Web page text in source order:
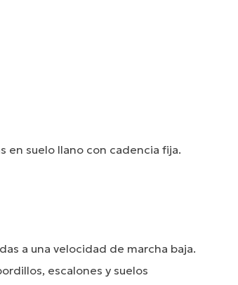
en suelo llano con cadencia fija.
a una velocidad de marcha baja.
escalones y suelos